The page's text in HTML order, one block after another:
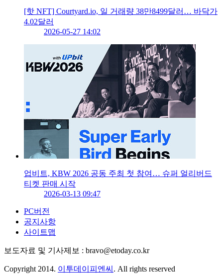
[핫 NFT] Courtyard.io, 일 거래량 38만8499달러… 바닥가
4.02달러
2026-05-27 14:02
업비트, KBW 2026 공동 주최 첫 참여… 슈퍼 얼리버드
티켓 판매 시작
2026-03-13 09:47
PC버전
공지사항
사이트맵
보도자료 및 기사제보 : bravo@etoday.co.kr
Copyright 2014. 이투데이피엔씨 . All rights reserved